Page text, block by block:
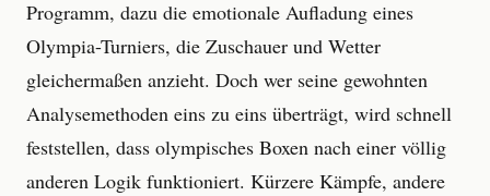
Programm, dazu die emotionale Aufladung eines
Olympia-Turniers, die Zuschauer und Wetter
gleichermaßen anzieht. Doch wer seine gewohnten
Analysemethoden eins zu eins überträgt, wird schnell
feststellen, dass olympisches Boxen nach einer völlig
anderen Logik funktioniert. Kürzere Kämpfe, andere